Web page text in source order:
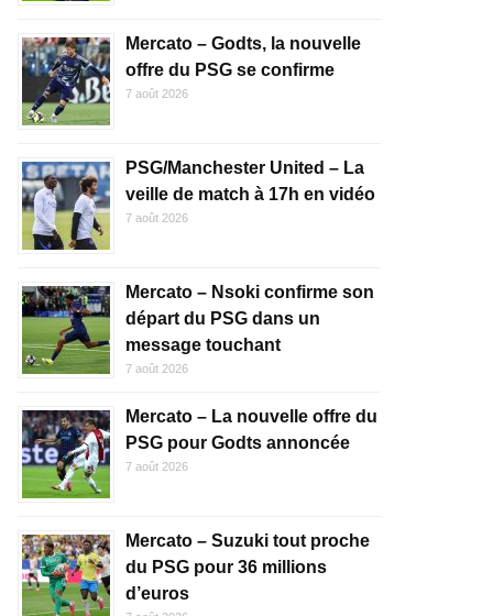
Mercato – Godts, la nouvelle
offre du PSG se confirme
7 août 2026
PSG/Manchester United – La
veille de match à 17h en vidéo
7 août 2026
Mercato – Nsoki confirme son
départ du PSG dans un
message touchant
7 août 2026
Mercato – La nouvelle offre du
PSG pour Godts annoncée
7 août 2026
Mercato – Suzuki tout proche
du PSG pour 36 millions
d’euros